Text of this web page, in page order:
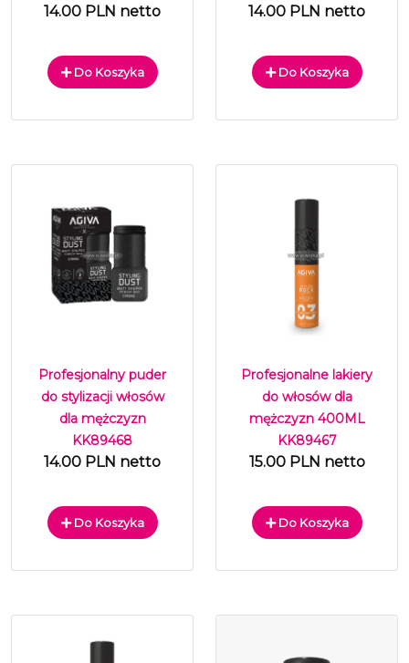
14.00 PLN netto
Do Koszyka
14.00 PLN netto
Do Koszyka
Profesjonalny puder
do stylizacji włosów
dla mężczyzn
KK89468
14.00 PLN netto
Do Koszyka
Profesjonalne lakiery
do włosów dla
mężczyzn 400ML
KK89467
15.00 PLN netto
Do Koszyka